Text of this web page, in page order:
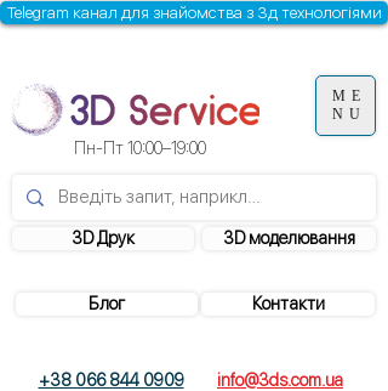
3D моделювання
Контакти
3D Друк
+38 066 844 0909 info@3ds.com.ua
Блог
Пн-Пт 10:00–19:00
Telegram канал для знайомства з 3д технологіями
ME
NU